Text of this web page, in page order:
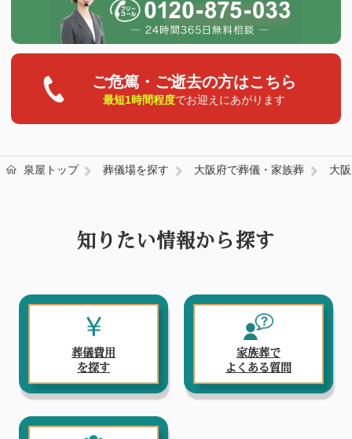
ご危篤・ご逝去の方はこちら
最短1時間程度でお迎えにあがります
泉屋トップ 葬儀場を探す 大阪府で葬儀・家族葬 大
知りたい情報から探す
葬儀費用
を探す
家族葬で
よくある質問